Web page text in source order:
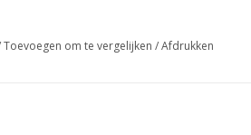
Toevoegen om te vergelijken /Afdrukken